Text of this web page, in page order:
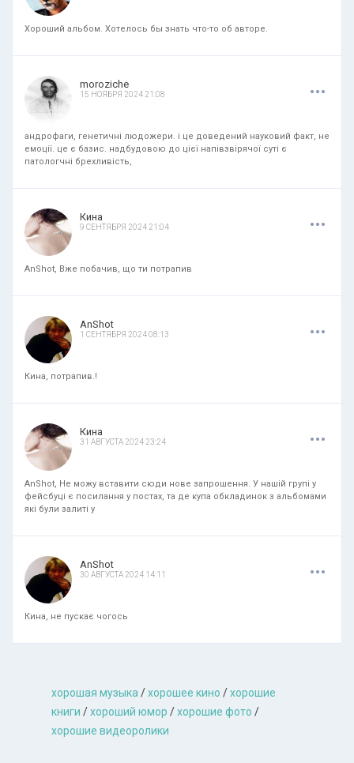
Хороший альбом. Хотелось бы знать что-то об авторе.
moroziche
15 НОЯБРЯ 2024 21:08 ...
андрофаги, генетичні людожери. і це доведений науковий факт, не
емоції. це є базис. надбудовою до цієї напівзвірячої суті є
патологчні брехливість,
Кина
9 СЕНТЯБРЯ 2024 21:04 ...
AnShot, Вже побачив, що ти потрапив
AnShot
1 СЕНТЯБРЯ 2024 08:13 ...
Кина, потрапив.!
Кина
31 АВГУСТА 2024 23:24 ...
AnShot, Не можу вставити сюди нове запрошення. У нашій групі у
фейсбуці є посилання у постах, та де купа обкладинок з альбомами
які були залиті у
AnShot
30 АВГУСТА 2024 14:11 ...
Кина, не пускає чогось
хорошая музыкa /хорошее кино /хорошие
книги /хороший юмор /хорошие фото /
хорошие видеоролики